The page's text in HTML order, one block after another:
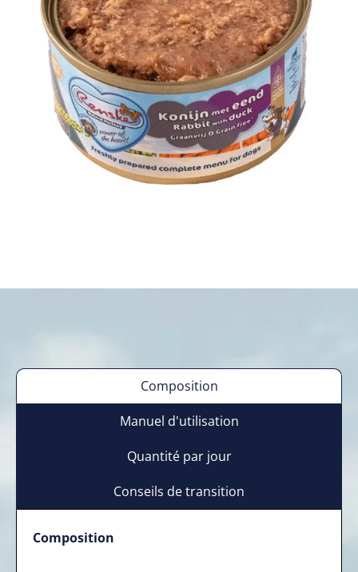
Composition
Manuel d'utilisation
Quantité par jour
Conseils de transition
Composition